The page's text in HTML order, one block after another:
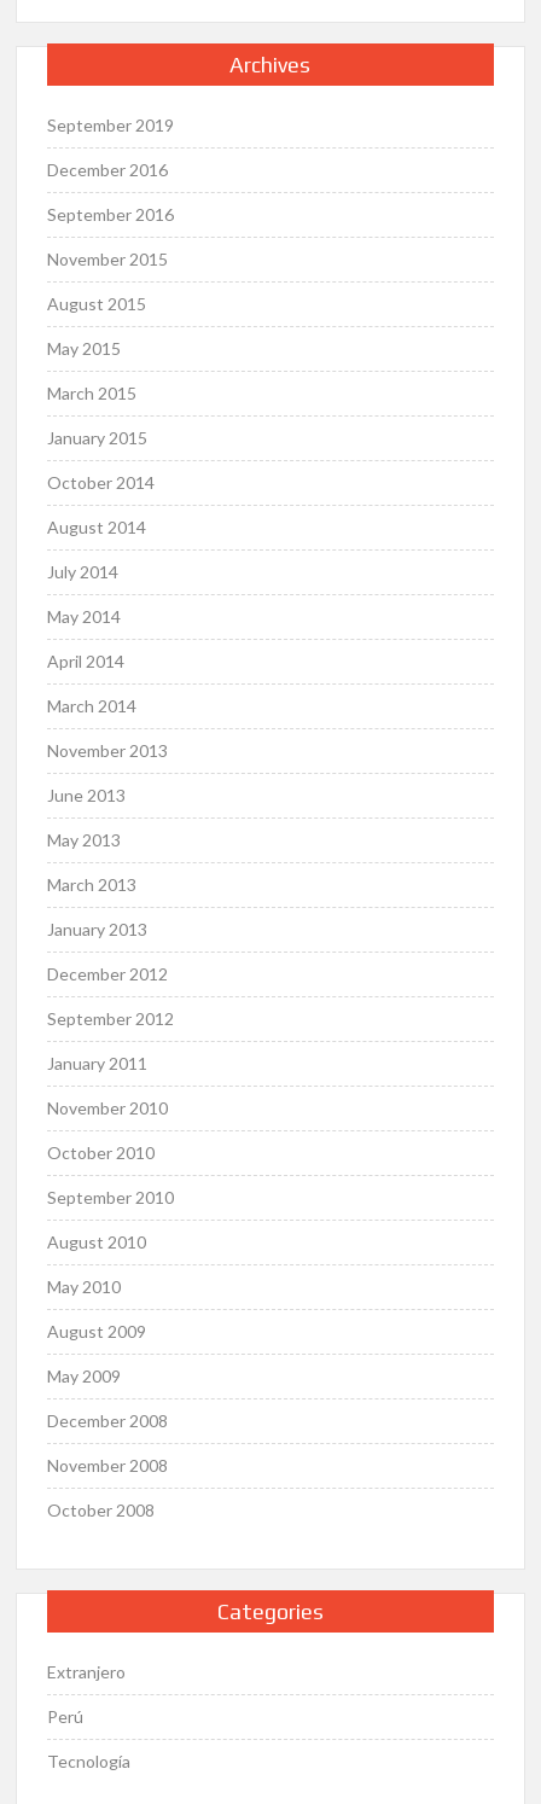
Archives
September 2019
December 2016
September 2016
November 2015
August 2015
May 2015
March 2015
January 2015
October 2014
August 2014
July 2014
May 2014
April 2014
March 2014
November 2013
June 2013
May 2013
March 2013
January 2013
December 2012
September 2012
January 2011
November 2010
October 2010
September 2010
August 2010
May 2010
August 2009
May 2009
December 2008
November 2008
October 2008
Categories
Extranjero
Perú
Tecnología